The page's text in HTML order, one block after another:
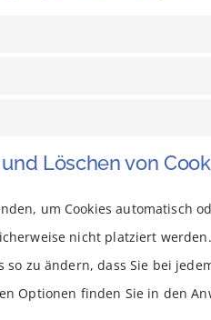
Löschen von
um Cookies automatisch
nicht platziert
zu ändern, dass Sie bei
Optionen finden Sie in den